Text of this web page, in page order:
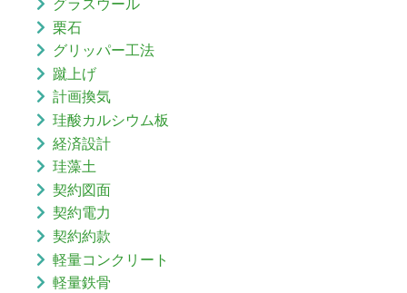
グラスウール
栗石
グリッパー工法
蹴上げ
計画換気
珪酸カルシウム板
経済設計
珪藻土
契約図面
契約電力
契約約款
軽量コンクリート
軽量鉄骨